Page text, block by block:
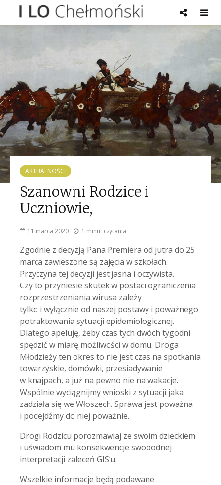
AKTUALNOŚCI
Szanowni Rodzice i
Uczniowie,
11 marca 2020 1 minut czytania
Zgodnie z decyzją Pana Premiera od jutra do 25
marca zawieszone są zajęcia w szkołach.
Przyczyna tej decyzji jest jasna i oczywista.
Czy to przyniesie skutek w postaci ograniczenia
rozprzestrzeniania wirusa zależy
tylko i wyłącznie od naszej postawy i poważnego
potraktowania sytuacji epidemiologicznej.
Dlatego apeluję, żeby czas tych dwóch tygodni
spędzić w miarę możliwości w domu. Droga
Młodzieży ten okres to nie jest czas na spotkania
towarzyskie, domówki, przesiadywanie
w knajpach, a już na pewno nie na wakacje.
Wspólnie wyciągnijmy wnioski z sytuacji jaka
zadziała się we Włoszech. Sprawa jest poważna
i podejdźmy do niej poważnie.
Drogi Rodzicu porozmawiaj ze swoim dzieckiem
i uświadom mu konsekwencje swobodnej
interpretacji zaleceń GIS’u.
Wszelkie informacje będą podawane